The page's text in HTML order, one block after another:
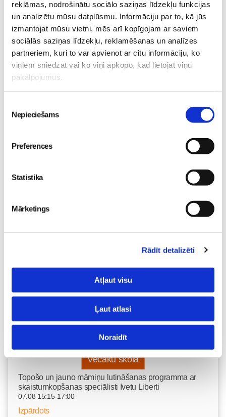
reklāmas, nodrošinātu sociālo saziņas līdzekļu funkcijas
un analizētu mūsu datplūsmu. Informāciju par to, kā jūs
izmantojat mūsu vietni, mēs arī kopīgojam ar saviem
sociālās saziņas līdzekļu, reklamēšanas un analīzes
partneriem, kuri to var apvienot ar citu informāciju, ko
viņiem sniedzat vai ko viņi apkopo, kad lietojat viņu
pakalpojumus.
izvēle
Nepieciešams
Preferences
Statistika
Mārketings
Rādīt detalizēti
Atļaut visu
Ļaut atlasi
Noraidīt
VIDEO: Superbēbīša
Svarenieci
Superbēbīte Šarlote jau
Philips Avent mazuļa
29. Jun 19:52
Vecāku skola
Topošo un jauno māmiņu lutināšanas programma ar
skaistumkopšanas speciālisti Ivetu Liberti
07.08 15:15-17:00
Izpārdots